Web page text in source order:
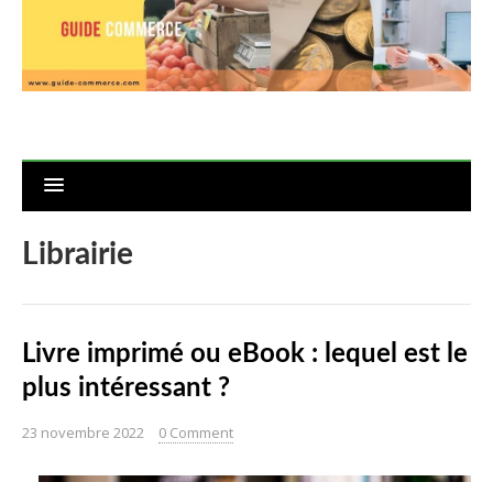
Librairie
Livre imprimé ou eBook : lequel est le
plus intéressant ?
23 novembre 2022 0 Comment